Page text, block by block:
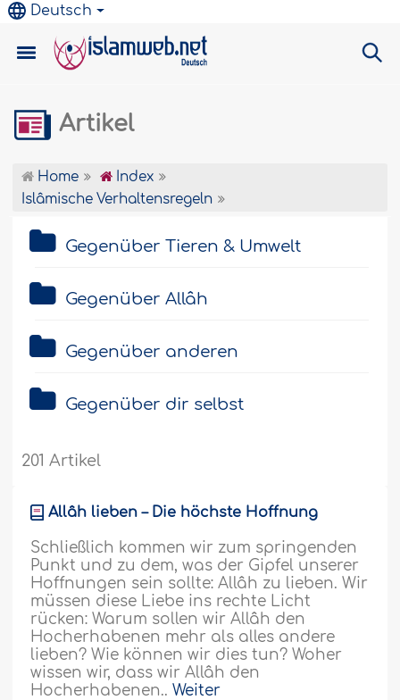
Deutsch
Artikel
Home
Index
Islâmische Verhaltensregeln
Gegenüber Tieren & Umwelt
Gegenüber Allâh
Gegenüber anderen
Gegenüber dir selbst
201 Artikel
Allâh lieben – Die höchste Hoffnung
Schließlich kommen wir zum springenden
Punkt und zu dem, was der Gipfel unserer
Hoffnungen sein sollte: Allâh zu lieben. Wir
müssen diese Liebe ins rechte Licht
rücken: Warum sollen wir Allâh den
Hocherhabenen mehr als alles andere
lieben? Wie können wir dies tun? Woher
wissen wir, dass wir Allâh den
Hocherhabenen..Weiter